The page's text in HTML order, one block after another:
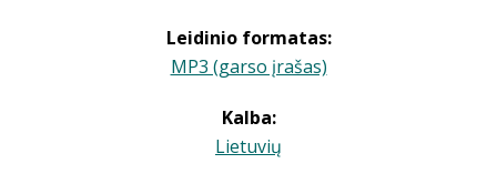
Leidinio formatas:
MP3 (garso įrašas)
Kalba:
Lietuvių